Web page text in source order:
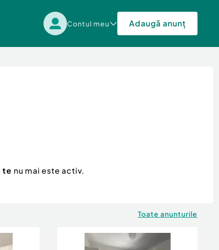
Contul meu Adaugă anunț
te nu mai este activ.
Toate anunturile